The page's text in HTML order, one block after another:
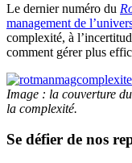
Le dernier numéro du
management de
complexité, à
comment gérer plus
Image : la couverture
la complexité.
Se défier de nos